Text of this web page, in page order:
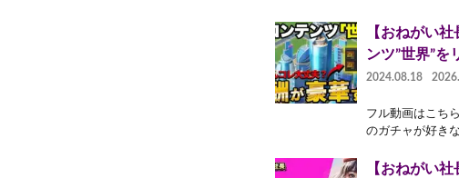
【おねがい
ンツ”世界”を
2024.08.18
フル動画はこち
のガチャが好き
【おねがい